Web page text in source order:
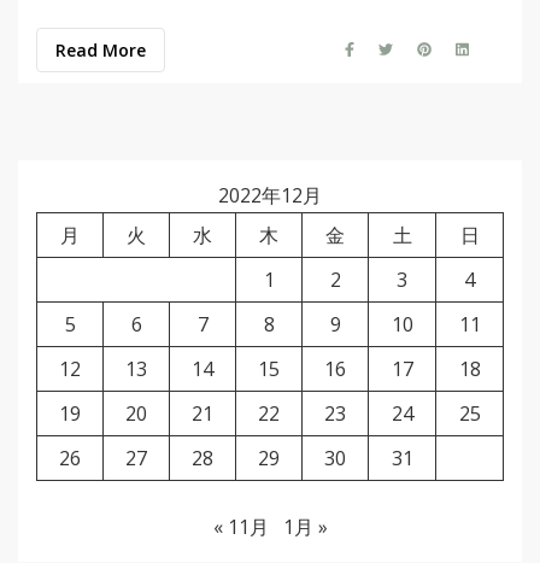
Read More
2022年12月
月
火 水 木 金 土
日
1
2 3
4
5
6 7 8 9 10
11
12
13 14 15 16 17
18
19
20 21 22 23 24
25
26
27 28 29 30 31
« 11月 1月 »